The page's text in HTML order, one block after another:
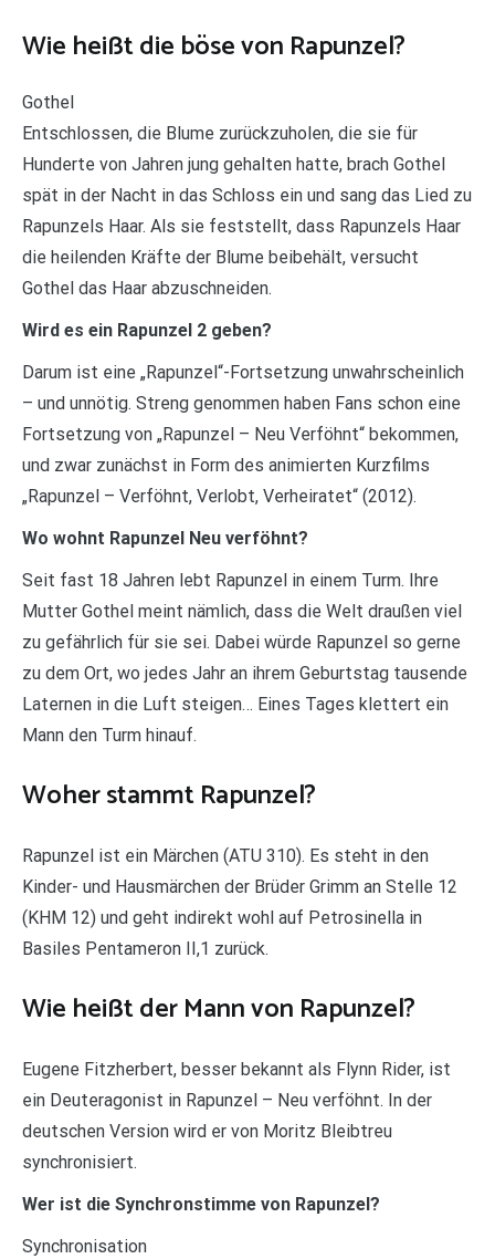
Wie heißt die böse von Rapunzel?
Gothel
Entschlossen, die Blume zurückzuholen, die sie für
Hunderte von Jahren jung gehalten hatte, brach Gothel
spät in der Nacht in das Schloss ein und sang das Lied zu
Rapunzels Haar. Als sie feststellt, dass Rapunzels Haar
die heilenden Kräfte der Blume beibehält, versucht
Gothel das Haar abzuschneiden.
Wird es ein Rapunzel 2 geben?
Darum ist eine „Rapunzel“-Fortsetzung unwahrscheinlich
– und unnötig. Streng genommen haben Fans schon eine
Fortsetzung von „Rapunzel – Neu Verföhnt“ bekommen,
und zwar zunächst in Form des animierten Kurzfilms
„Rapunzel – Verföhnt, Verlobt, Verheiratet“ (2012).
Wo wohnt Rapunzel Neu verföhnt?
Seit fast 18 Jahren lebt Rapunzel in einem Turm. Ihre
Mutter Gothel meint nämlich, dass die Welt draußen viel
zu gefährlich für sie sei. Dabei würde Rapunzel so gerne
zu dem Ort, wo jedes Jahr an ihrem Geburtstag tausende
Laternen in die Luft steigen… Eines Tages klettert ein
Mann den Turm hinauf.
Woher stammt Rapunzel?
Rapunzel ist ein Märchen (ATU 310). Es steht in den
Kinder- und Hausmärchen der Brüder Grimm an Stelle 12
(KHM 12) und geht indirekt wohl auf Petrosinella in
Basiles Pentameron II,1 zurück.
Wie heißt der Mann von Rapunzel?
Eugene Fitzherbert, besser bekannt als Flynn Rider, ist
ein Deuteragonist in Rapunzel – Neu verföhnt. In der
deutschen Version wird er von Moritz Bleibtreu
synchronisiert.
Wer ist die Synchronstimme von Rapunzel?
Synchronisation